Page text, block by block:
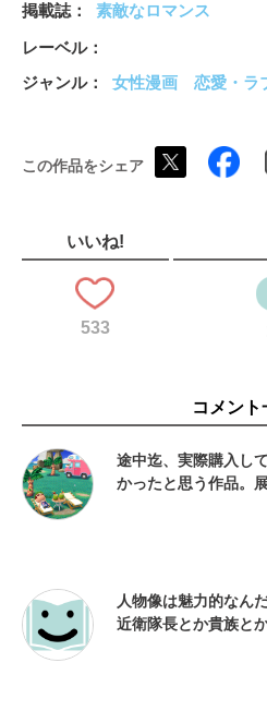
掲載誌
素敵なロマンス
レーベル
ジャンル
女性漫画 恋愛・ラ
この作品をシェア
いいね!
533
コメント
途中迄、実際購入し
かったと思う作品。
人物像は魅力的なん
近衛隊長とか貴族と